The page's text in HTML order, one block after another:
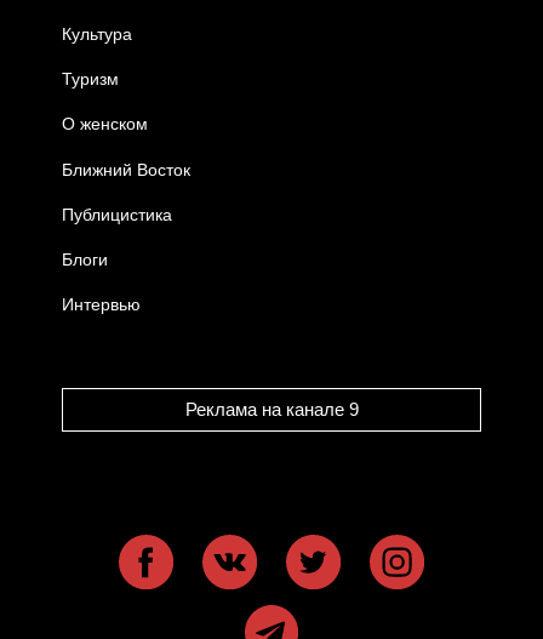
Культура
Туризм
О женском
Ближний Восток
Публицистика
Блоги
Интервью
Реклама на канале 9